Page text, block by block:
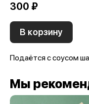
300 ₽
В корзину
Подаётся с соусом
Мы